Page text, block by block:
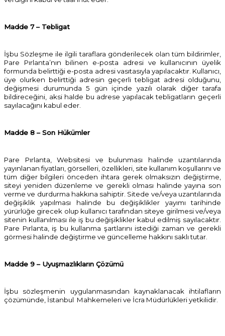
Madde 7 – Tebligat
İşbu Sözleşme ile ilgili taraflara gönderilecek olan tüm bildirimler,
Pare Pırlanta’nın bilinen e-posta adresi ve kullanıcının üyelik
formunda belirttiği e-posta adresi vasıtasıyla yapılacaktır. Kullanıcı,
üye olurken belirttiği adresin geçerli tebligat adresi olduğunu,
değişmesi durumunda 5 gün içinde yazılı olarak diğer tarafa
bildireceğini, aksi halde bu adrese yapılacak tebligatların geçerli
sayılacağını kabul eder.
Madde 8 – Son Hükümler
Pare Pırlanta, Websitesi ve bulunması halinde uzantılarında
yayınlanan fiyatları, görselleri, özellikleri, site kullanım koşullarını ve
tüm diğer bilgileri önceden ihtara gerek olmaksızın değiştirme,
siteyi yeniden düzenleme ve gerekli olması halinde yayına son
verme ve durdurma hakkına sahiptir. Sitede ve/veya uzantılarında
değişiklik yapılması halinde bu değişiklikler yayımı tarihinde
yürürlüğe girecek olup kullanıcı tarafından siteye girilmesi ve/veya
sitenin kullanılması ile iş bu değişiklikler kabul edilmiş sayılacaktır.
Pare Pırlanta, iş bu kullanma şartlarını istediği zaman ve gerekli
görmesi halinde değiştirme ve güncelleme hakkını saklı tutar.
Madde 9 – Uyuşmazlıkların Çözümü
İşbu sözleşmenin uygulanmasından kaynaklanacak ihtilafların
çözümünde, İstanbul Mahkemeleri ve İcra Müdürlükleri yetkilidir.